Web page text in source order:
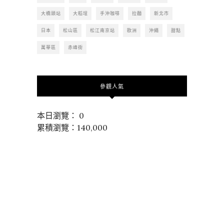
大橋頭站 大稻埕 手沖咖啡 拉麵 新北市
日本 松山區 松江南京站 歐洲 沖繩 甜點
萬華區 赤峰街
參觀人氣
本日瀏覽： 0
累積瀏覽：140,000